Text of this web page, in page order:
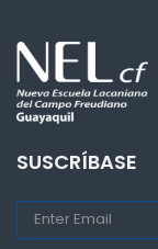
SUSCRÍBASE